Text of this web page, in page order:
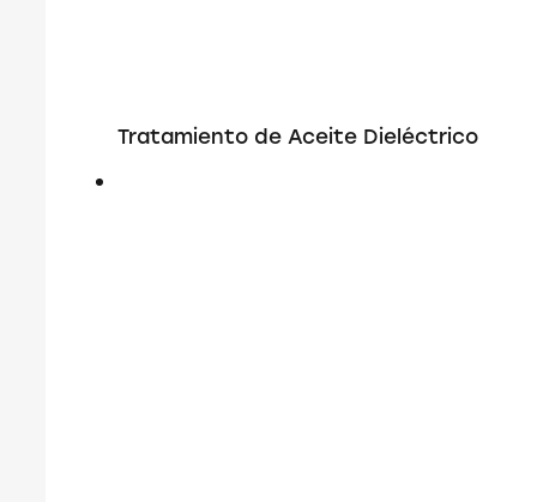
Tratamiento de Aceite Dieléctrico